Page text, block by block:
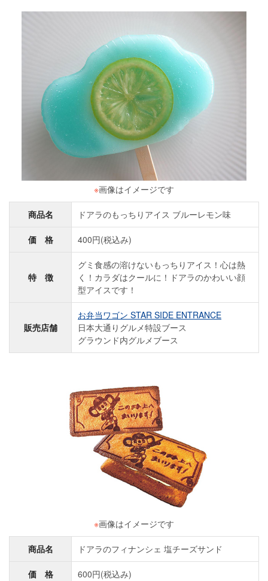
※画像はイメージです
商品名 ドアラのもっちりアイス ブルーレモン味
価 格 400円(税込み)
特 徴
グミ食感の溶けないもっちりアイス！心は熱
く！カラダはクールに！ドアラのかわいい顔
型アイスです！
販売店舗
お弁当ワゴン STAR SIDE ENTRANCE
日本大通りグルメ特設ブース
グラウンド内グルメブース
※画像はイメージです
商品名 ドアラのフィナンシェ 塩チーズサンド
価 格 600円(税込み)